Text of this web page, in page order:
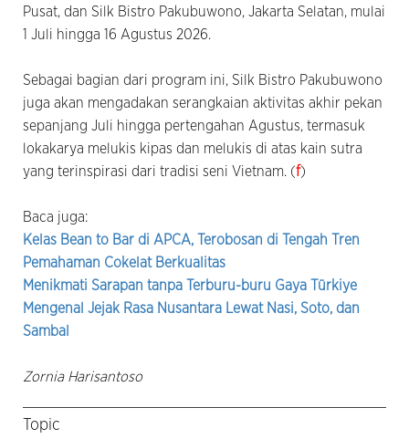
Pusat, dan Silk Bistro Pakubuwono, Jakarta Selatan, mulai
1 Juli hingga 16 Agustus 2026.
Sebagai bagian dari program ini, Silk Bistro Pakubuwono
juga akan mengadakan serangkaian aktivitas akhir pekan
sepanjang Juli hingga pertengahan Agustus, termasuk
lokakarya melukis kipas dan melukis di atas kain sutra
yang terinspirasi dari tradisi seni Vietnam. (f)
Baca juga:
Kelas Bean to Bar di APCA, Terobosan di Tengah Tren
Pemahaman Cokelat Berkualitas
Menikmati Sarapan tanpa Terburu-buru Gaya Türkiye
Mengenal Jejak Rasa Nusantara Lewat Nasi, Soto, dan
Sambal
Zornia Harisantoso
Topic